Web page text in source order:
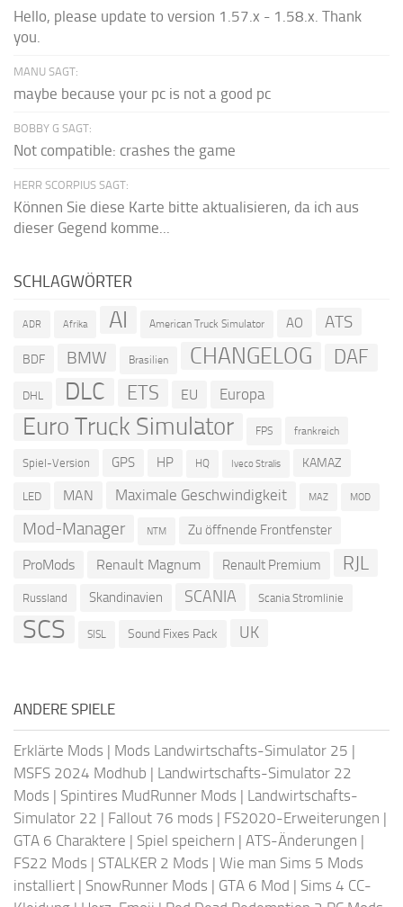
Hello, please update to version 1.57.x - 1.58.x. Thank
you.
MANU SAGT:
maybe because your pc is not a good pc
BOBBY G SAGT:
Not compatible: crashes the game
HERR SCORPIUS SAGT:
Können Sie diese Karte bitte aktualisieren, da ich aus
dieser Gegend komme...
SCHLAGWÖRTER
ADR Afrika AI American Truck Simulator AO ATS
BDF BMW Brasilien CHANGELOG DAF
DHL DLC ETS EU Europa
Euro Truck Simulator FPS frankreich
Spiel-Version GPS HP HQ Iveco Stralis KAMAZ
LED MAN Maximale Geschwindigkeit MAZ MOD
Mod-Manager NTM Zu öffnende Frontfenster
ProMods Renault Magnum Renault Premium RJL
Russland Skandinavien SCANIA Scania Stromlinie
SCS SISL Sound Fixes Pack UK
ANDERE SPIELE
Erklärte Mods | Mods Landwirtschafts-Simulator 25 |
MSFS 2024 Modhub | Landwirtschafts-Simulator 22
Mods | Spintires MudRunner Mods | Landwirtschafts-
Simulator 22 | Fallout 76 mods | FS2020-Erweiterungen |
GTA 6 Charaktere | Spiel speichern | ATS-Änderungen |
FS22 Mods | STALKER 2 Mods | Wie man Sims 5 Mods
installiert | SnowRunner Mods | GTA 6 Mod | Sims 4 CC-